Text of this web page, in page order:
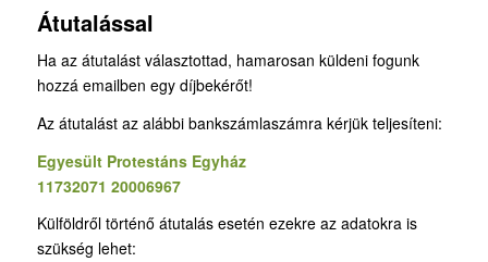
Átutalással
Ha az átutalást választottad, hamarosan küldeni fogunk
hozzá emailben egy díjbekérőt!
Az átutalást az alábbi bankszámlaszámra kérjük teljesíteni:
Egyesült Protestáns Egyház
11732071 20006967
Külföldről történő átutalás esetén ezekre az adatokra is
szükség lehet: